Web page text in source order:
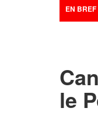
EN BREF
le